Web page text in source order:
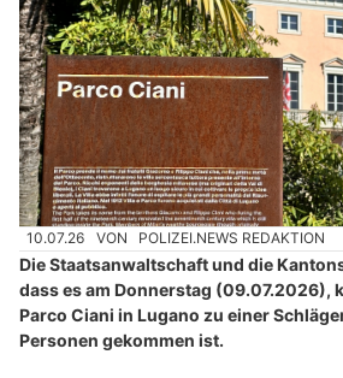
10.07.26 VON POLIZEI.NEWS REDAKTION
Die Staatsanwaltschaft und die
dass es am Donnerstag (09.07.2026),
Parco Ciani in Lugano zu einer
Personen gekommen ist.